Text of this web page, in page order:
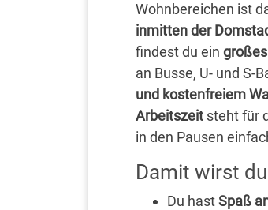
Wohnbereichen ist
inmitten der
findest du ein
an Busse, U- und S-
und kostenfreiem
Arbeitszeit steht für
in den Pausen
Damit wirst
Du hastSpaß